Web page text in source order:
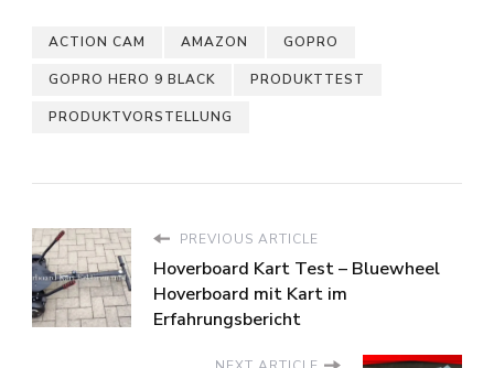
Fotodrucker fur
Test
und erster Test
ACTION CAM AMAZON GOPRO
GOPRO HERO 9 BLACK PRODUKTTEST
PRODUKTVORSTELLUNG
PREVIOUS ARTICLE
Hoverboard Kart Test – Bluewheel
Hoverboard mit Kart im
Erfahrungsbericht